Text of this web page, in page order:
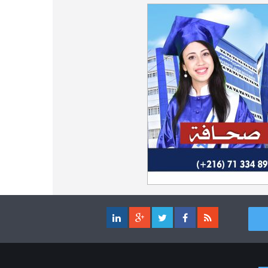
31-07 فتح باب الترشح للإلتحاق بمرحلة ماجستير
البحث في الدراسات الإفريقية 2026-2027
31-07 الترشح للماجستير بالمعهد العالي للعلوم
الإسلامية بالقيروان 2026-2027
31-07 الترشح للماجستير بكلية الصيدلة بالمنستير
2026-2027
كل الأخبار
التقني السامي - دورة فيفري 2024
04-10 روزنامة العطل واختتام السنة التكوينية
2023-2024
20-09 مستجدات السنة التكوينية 2023-2024
14-09 موعد افتتاح السنة التكوينية 2023-2024
17-07 تمديد آجال الترشح لمناظرة الدخول
للأكاديميات العسكرية 2023-2024
23-06
مؤهل التقني السامي - دورة سبتمبر 2023
L'Université Arabe des Sciences : Avis à tous les
هارفارد ‏الأمريكية‏